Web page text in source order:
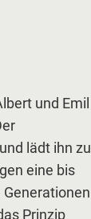
und Emil
lädt ihn zu
eine bis
Prinzip